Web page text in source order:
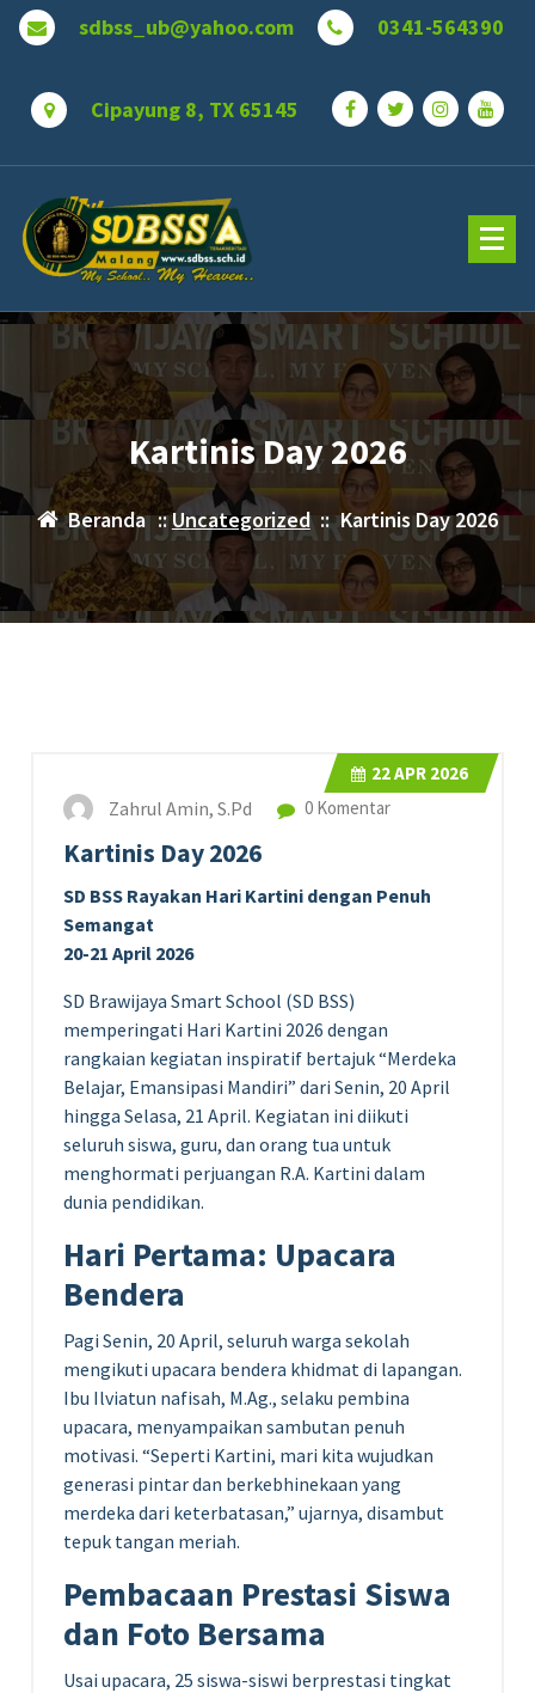
Lewati
sdbss_ub@yahoo.com 0341-564390
Cipayung 8, TX 65145
Kartinis Day 2026
Beranda ::Uncategorized:: Kartinis Day 2026
22APR 2026
Zahrul Amin, S.Pd 0 Komentar
Kartinis Day 2026
SD BSS Rayakan Hari Kartini dengan Penuh
Semangat
20-21 April 2026
SD Brawijaya Smart School (SD BSS)
memperingati Hari Kartini 2026 dengan
rangkaian kegiatan inspiratif bertajuk “Merdeka
Belajar, Emansipasi Mandiri” dari Senin, 20 April
hingga Selasa, 21 April. Kegiatan ini diikuti
seluruh siswa, guru, dan orang tua untuk
menghormati perjuangan R.A. Kartini dalam
dunia pendidikan.
Hari Pertama: Upacara
Bendera
Pagi Senin, 20 April, seluruh warga sekolah
mengikuti upacara bendera khidmat di lapangan.
Ibu Ilviatun nafisah, M.Ag., selaku pembina
upacara, menyampaikan sambutan penuh
motivasi. “Seperti Kartini, mari kita wujudkan
generasi pintar dan berkebhinekaan yang
merdeka dari keterbatasan,” ujarnya, disambut
tepuk tangan meriah.
Pembacaan Prestasi Siswa
dan Foto Bersama
Usai upacara, 25 siswa-siswi berprestasi tingkat